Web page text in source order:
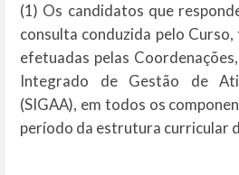
(1) Os candidatos que
consulta conduzida pelo
efetuadas pelas
Integrado de Gestão de
(SIGAA), em todos os
período da estrutura curricular